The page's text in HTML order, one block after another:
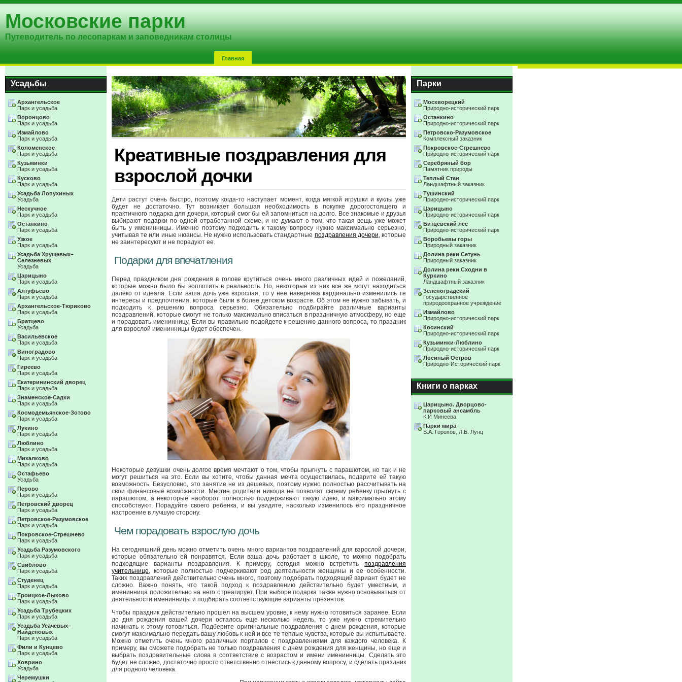
Московские парки
Путеводитель по лесопаркам и заповедникам столицы
Главная
Креативные поздравления для
взрослой дочки
Дети растут очень быстро, поэтому когда-то наступает момент, когда мягкой игрушки и куклы уже
будет не достаточно. Тут возникает большая необходимость в покупке дорогостоящего и
практичного подарка для дочери, который смог бы ей запомниться на долго. Все знакомые и друзья
выбирают подарки по одной отработанной схеме, и не думают о том, что такая вещь уже может
быть у именинницы. Именно поэтому подходить к такому вопросу нужно максимально серьезно,
учитывая те или иные нюансы. Не нужно использовать стандартные поздравления дочери, которые
не заинтересуют и не порадуют ее.
Подарки для впечатления
Перед праздником дня рождения в голове крутиться очень много различных идей и пожеланий,
которые можно было бы воплотить в реальность. Но, некоторые из них все же могут находиться
далеко от идеала. Если ваша дочь уже взрослая, то у нее наверняка кардинально изменились те
интересы и предпочтения, которые были в более детском возрасте. Об этом не нужно забывать, и
подходить к решению вопроса серьезно. Обязательно подбирайте различные варианты
поздравлений, которые смогут не только максимально вписаться в праздничную атмосферу, но еще
и порадовать именинницу. Если вы правильно подойдете к решению данного вопроса, то праздник
для взрослой именинницы будет обеспечен.
Некоторые девушки очень долгое время мечтают о том, чтобы прыгнуть с парашютом, но так и не
могут решиться на это. Если вы хотите, чтобы данная мечта осуществилась, подарите ей такую
возможность. Безусловно, это занятие не из дешевых, поэтому нужно полностью рассчитывать на
свои финансовые возможности. Многие родители никогда не позволят своему ребенку прыгнуть с
парашютом, а некоторые наоборот полностью поддерживают такую идею, и максимально этому
способствуют. Порадуйте своего ребенка, и вы увидите, насколько изменилось его праздничное
настроение в лучшую сторону.
Чем порадовать взрослую дочь
На сегодняшний день можно отметить очень много вариантов поздравлений для взрослой дочери,
которые обязательно ей понравятся. Если ваша дочь работает в школе, то можно подобрать
подходящие варианты поздравления. К примеру, сегодня можно встретить поздравления
учительнице, которые полностью подчеркивают род деятельности женщины и ее особенности.
Таких поздравлений действительно очень много, поэтому подобрать подходящий вариант будет не
сложно. Важно понять, что такой подход к поздравлению действительно будет уместным, и
именинница положительно на него отреагирует. При выборе подарка также нужно основываться от
деятельности именинницы и подбирать соответствующие варианты презентов.
Чтобы праздник действительно прошел на высшем уровне, к нему нужно готовиться заранее. Если
до дня рождения вашей дочери осталось еще несколько недель, то уже нужно стремительно
начинать к этому готовиться. Подберите оригинальные поздравления с днем рождения, которые
смогут максимально передать вашу любовь к ней и все те теплые чувства, которые вы испытываете.
Можно отметить очень много различных порталов с поздравлениями для каждого человека. К
примеру, вы сможете подобрать не только поздравления с днем рождения для женщины, но еще и
выбрать поздравительные слова в соответствие с возрастом и имени именинницы. Сделать это
будет не сложно, достаточно просто ответственно отнестись к данному вопросу, и сделать праздник
для родного человека.
Парки
Москворецкий
Природно-исторический парк
Останкино
Природно-исторический парк
Петровско-Разумовское
Комплексный заказник
Покровское-Стрешнево
Природно-исторический парк
Серебряный бор
Памятник природы
Теплый Стан
Ландшафтный заказник
Тушинский
Природно-исторический парк
Царицыно
Природно-исторический парк
Битцевский лес
Природно-исторический парк
Воробьевы горы
Природный заказник
Долина реки Сетунь
Природный заказник
Долина реки Сходни в
Куркино
Ландшафтный заказник
Зеленоградский
Государственное
природоохранное учреждение
Измайлово
Природно-исторический парк
Косинский
Природно-исторический парк
Кузьминки-Люблино
Природно-исторический парк
Лосиный Остров
Природно-Исторический парк
Книги о парках
Царицыно. Дворцово-
парковый ансамбль
К.И Минеева
Парки мира
В.А. Горохов, Л.Б. Лунц
Усадьбы
Архангельское
Парк и усадьба
Воронцово
Парк и усадьба
Измайлово
Парк и усадьба
Коломенское
Парк и усадьба
Кузьминки
Парк и усадьба
Кусково
Парк и усадьба
Усадьба Лопухиных
Усадьба
Нескучное
Парк и усадьба
Останкино
Парк и усадьба
Узкое
Парк и усадьба
Усадьба Хрущевых–
Селезневых
Усадьба
Царицыно
Парк и усадьба
Алтуфьево
Парк и усадьба
Архангельское-Тюриково
Парк и усадьба
Братцево
Усадьба
Васильевское
Парк и усадьба
Виноградово
Парк и усадьба
Гиреево
Парк и усадьба
Екатерининский дворец
Парк и усадьба
Знаменское-Садки
Парк и усадьба
Космодемьянское-Зотово
Парк и усадьба
Лукино
Парк и усадьба
Люблино
Парк и усадьба
Михалково
Парк и усадьба
Остафьево
Усадьба
Перово
Парк и усадьба
Петровский дворец
Парк и усадьба
Петровское-Разумовское
Парк и усадьба
Покровское-Стрешнево
Парк и усадьба
Усадьба Разумовского
Парк и усадьба
Свиблово
Парк и усадьба
Студенец
Парк и усадьба
Троицкое-Лыково
Парк и усадьба
Усадьба Трубецких
Парк и усадьба
Усадьба Усачевых–
Найденовых
Парк и усадьба
Фили и Кунцево
Парк и усадьба
Ховрино
Усадьба
Черемушки